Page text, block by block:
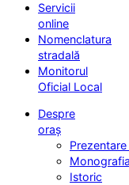
Servicii
online
Nomenclatura
stradală
Monitorul
Oficial Local
Despre
oraș
Istoric